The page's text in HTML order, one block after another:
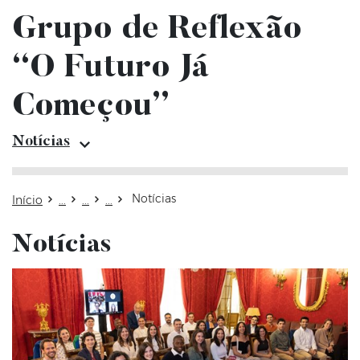
Grupo de Reflexão
“O Futuro Já
Começou”
Notícias
Início Notícias
Notícias